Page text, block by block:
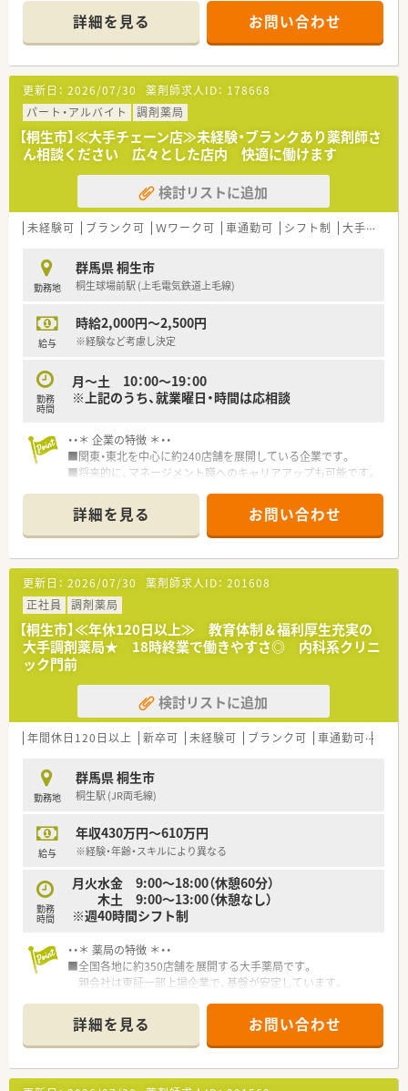
■最新の機械化・システム化を積極的に受け入れ、業務効率化を
図ることで生まれた時間を患者様への丁寧な説明に充てている
方が多いです。
■研修制度は様々なプランがあり、集合研修だけでなく任意で受
講可能な研修も幅広く用意されています
■店舗で活躍する従業員、社外で活躍する従業員、将来経営幹部
となる従業員など、薬剤師として様々な活躍ができるフィールド
を用意されています
■総合薬剤師・調剤薬剤師（土日休み・19時までの勤務）どちらか
の働き方を選択できます
■調剤併設型だけでなく「医療モール・クリニック併設店舗」「敷
地内薬局」「訪問調剤特化型店舗」など様々な店舗を運営してい
ます
■在宅医療にも積極的取り組んでおり「訪問調剤特化型店舗」を
50店舗以上、無菌調剤室は業界最多の51店舗設置しています
■「プラチナくるみん認定企業」「健康経営優良法人2023（大規模
法人部門）認定」等を取得し一人ひとりが働きやすい環境が整備
■充実した研修制度、人事制度、評価制度、キャリア支援制度等
があるのも特徴です
詳細を見る お問い合わせ
更新日： 2026/07/30 薬剤師求人ID： 178668
パート・アルバイト
調剤薬局
【桐生市】≪大手チェーン店≫未経験・ブランクあり薬剤師さ
ん相談ください 広々とした店内 快適に働けます
検討リストに追加
未経験可 ブランク可 Ｗワーク可 車通勤可 シフト制 大手チェーン
勤務地
群馬県 桐生市
桐生球場前駅 (上毛電気鉄道上毛線)
給与
時給2,000円～2,500円
※経験など考慮し決定
勤務
時間
月～土 10：00～19：00
※上記のうち、就業曜日・時間は応相談
・・＊ 企業の特徴 ＊・・
■関東・東北を中心に約240店舗を展開している企業です。
■将来的に、マネージメント職へのキャリアアップも可能です。
ャー⇒バイヤー等
■調剤併設店舗の場合、基本的に調剤の業務がメインとなりま
す。
詳細を見る お問い合わせ
更新日： 2026/07/30 薬剤師求人ID： 201608
正社員
調剤薬局
【桐生市】≪年休120日以上≫ 教育体制＆福利厚生充実の
大手調剤薬局★ 18時終業で働きやすさ◎ 内科系クリニ
ック門前
検討リストに追加
年間休日120日以上 新卒可 未経験可 ブランク可 車通勤可
勤務地
群馬県 桐生市
桐生駅 (JR両毛線)
給与
年収430万円～610万円
※経験・年齢・スキルにより異なる
勤務
時間
月火水金 9:00～18:00（休憩60分）
木土 9:00～13:00（休憩なし）
※週40時間シフト制
・・＊ 薬局の特徴 ＊・・
■全国各地に約350店舗を展開する大手薬局です。
親会社は東証一部上場企業で、基盤が安定しています。
■入社年数やキャリアに応じた研修制度があります。
基礎からしっかり身につけていける体制が整っています。
■スタッフ同士の交流を深めるため、忘年会や親睦会といった社
内交流イベントがあります。
詳細を見る お問い合わせ